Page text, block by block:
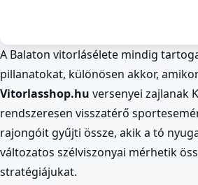
Sport és Versenyek
Keszthelyi
Szombati Sorozatban!
Jul 4. · 00:00–03:00
A Balaton vitorlásélete mindig
pillanatokat, különösen akkor,
Vitorlasshop.hu versenyei zajlanak
rendszeresen visszatérő
rajongóit gyűjti össze, akik a tó
változatos szélviszonyai mérhetik
stratégiájukat.